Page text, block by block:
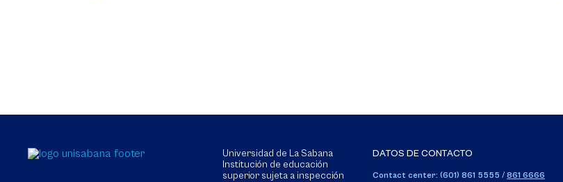
Universidad de La Sabana
Institución de educación
superior sujeta a inspección
DATOS DE CONTACTO
Contact center: (601) 861 5555 / 861 6666